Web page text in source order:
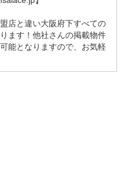
店と違い大阪府下すべての
ます！他社さんの掲載物件
能となりますので、お気軽